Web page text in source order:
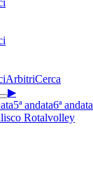
ArbitriCerca
▶
5ª andata6ª andata
Rotalvolley